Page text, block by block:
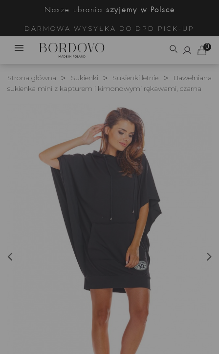
Nasze ubrania szyjemy w Polsce
DARMOWA WYSYŁKA DO DPD PICK-UP
0
Strona główna Sukienki Sukienki letnie
Bawełniana
sukienka mini z kapturem i kimonowymi rękawami, czarna